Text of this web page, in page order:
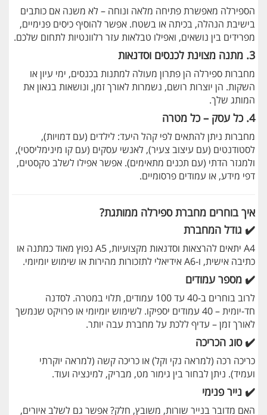
הספירלה מאפשרת פתיחה מלאה ונוחה – לא משנה אם כותבים
בישיבת הנהלה, בכיתה או בשטח. אפשר להוסיף כיסים פנימיים,
מפרידים בין נושאים, ואפילו טבלאות עזר רלוונטיות לתחום שלכם.
3. מתנה מצוינת לכנסים וסדנאות
מחברות ספירלה הן פתרון מעולה למתנות בכנסים, ימי עיון או
השקות. הן יוצרות רושם, נשמרות לאורך זמן, ונושאות בגאון את
המותג שלך.
4. כל עסק – כל מטרה
מחברות ניתן להתאים לפי קהל היעד: לילדים (עם דמויות),
לסטודנטים (עם עיצוב צעיר), לאנשי עסקים (עם קו מינימליסטי),
ולמגזר הדתי (עם תכנים מתאימים). אפשר אפילו לשלב טקסטים,
דפי מידע, או עמודים פרסומיים.
איך בוחרים מחברת ספירלה ממותגת?
✔️ גודל המחברת
A4 יתאים להרצאות וסדנאות מקצועיות, A5 נפוץ מאוד כמתנה או
כתיבה אישית, ו-A6 אידיאלי לתזכורות מהירות או שימוש יומיומי.
✔️ מספר עמודים
לרוב בוחרים ב-40 עד 100 עמודים, תלוי במטרה. לסדנה
חד-יומית – 40 עמודים יספיקו. לשימוש יומיומי או פרויקט שנמשך
לאורך זמן – עדיף ללכת על מחברת עבה יותר.
✔️סוג הכריכה
כריכה רכה (למראה נקי וקל) או כריכה קשה (למראה יוקרתי
ועמיד). ניתן לבחור בין גימור מט, מבריק, למינציה ועוד.
✔️ נייר פנימי
האם מדובר בנייר שורות, משובץ, חלק? אפשר גם לשלב איורים,